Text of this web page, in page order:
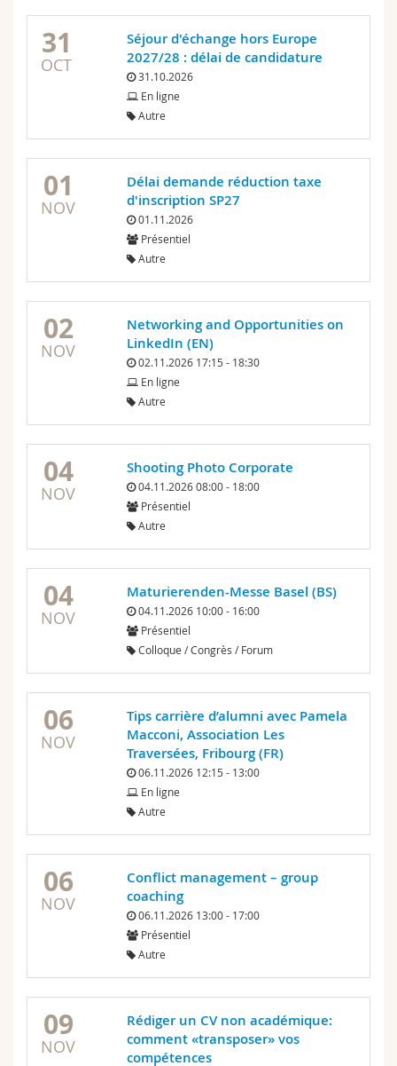
31
OCT
Séjour d'échange hors Europe
2027/28 : délai de candidature
31.10.2026
En ligne
Autre
01
NOV
Délai demande réduction taxe
d'inscription SP27
01.11.2026
Présentiel
Autre
02
NOV
Networking and Opportunities on
LinkedIn (EN)
02.11.2026 17:15 - 18:30
En ligne
Autre
04
NOV
Shooting Photo Corporate
04.11.2026 08:00 - 18:00
Présentiel
Autre
04
NOV
Maturierenden-Messe Basel (BS)
04.11.2026 10:00 - 16:00
Présentiel
Colloque / Congrès / Forum
06
NOV
Tips carrière d’alumni avec Pamela
Macconi, Association Les
Traversées, Fribourg (FR)
06.11.2026 12:15 - 13:00
En ligne
Autre
06
NOV
Conflict management – group
coaching
06.11.2026 13:00 - 17:00
Présentiel
Autre
09
NOV
Rédiger un CV non académique:
comment «transposer» vos
compétences